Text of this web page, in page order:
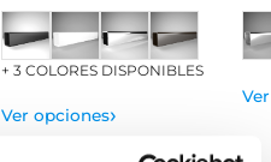
+ 3 COLORES DISPONIBLES
Ver opciones›